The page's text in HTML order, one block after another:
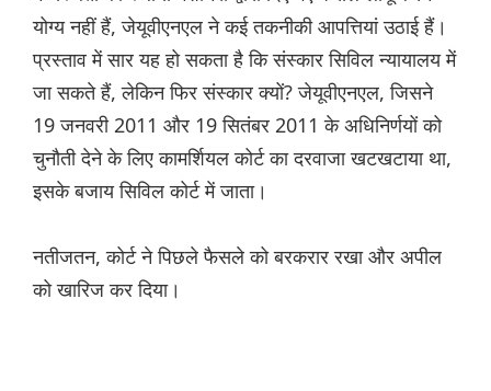
योग्य नहीं हैं, जेयूवीएनएल ने कई तकनीकी आपत्तियां उठाई हैं।
प्रस्ताव में सार यह हो सकता है कि संस्कार सिविल न्यायालय में
जा सकते हैं, लेकिन फिर संस्कार क्यों? जेयूवीएनएल, जिसने
19 जनवरी 2011 और 19 सितंबर 2011 के अधिनिर्णयों को
चुनौती देने के लिए कामर्शियल कोर्ट का दरवाजा खटखटाया था,
इसके बजाय सिविल कोर्ट में जाता।
नतीजतन, कोर्ट ने पिछले फैसले को बरकरार रखा और अपील
को खारिज कर दिया।